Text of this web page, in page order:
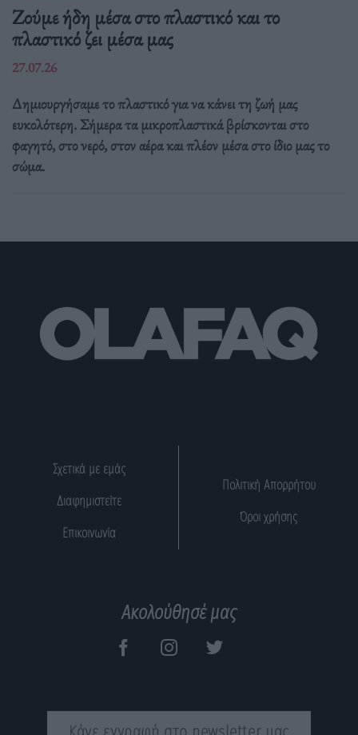
Ζούμε ήδη μέσα στο πλαστικό και το
πλαστικό ζει μέσα μας
27.07.26
Δημιουργήσαμε το πλαστικό για να κάνει τη ζωή μας
ευκολότερη. Σήμερα τα μικροπλαστικά βρίσκονται στο
φαγητό, στο νερό, στον αέρα και πλέον μέσα στο ίδιο μας το
σώμα.
Σχετικά με εμάς
Διαφημιστείτε
Επικοινωνία
Πολιτική Απορρήτου
Όροι χρήσης
Ακολούθησέ μας